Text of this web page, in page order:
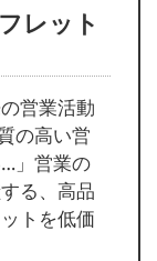
レット
営業活動
の高い営
」営業の
る、高品
トを低価